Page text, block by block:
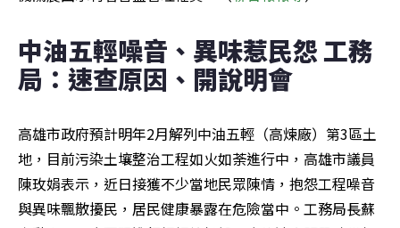
中油五輕噪音、異味惹民怨 工務
局：速查原因、開說明會
高雄市政府預計明年2月解列中油五輕（高煉廠）第3區土
地，目前污染土壤整治工程如火如荼進行中，高雄市議員
陳玫娟表示，近日接獲不少當地民眾陳情，抱怨工程噪音
與異味飄散擾民，居民健康暴露在危險當中。工務局長蘇